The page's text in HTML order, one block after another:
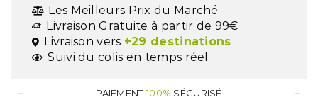
Les Meilleurs Prix du Marché
Livraison Gratuite à partir de 99€
Livraison vers +29 destinations
Suivi du colis en temps réel
PAIEMENT100% SÉCURISÉ